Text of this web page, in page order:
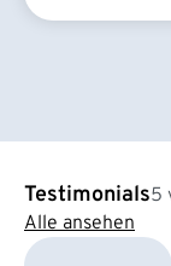
Testimonials5
Alle ansehen